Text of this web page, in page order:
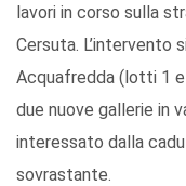
lavori in corso sulla
Cersuta. L’intervento
Acquafredda (lotti 1
due nuove gallerie in
interessato dalla
sovrastante.